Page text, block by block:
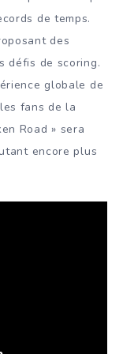
de temps.
des
défis de scoring.
globale de
fans de la
Road » sera
encore plus